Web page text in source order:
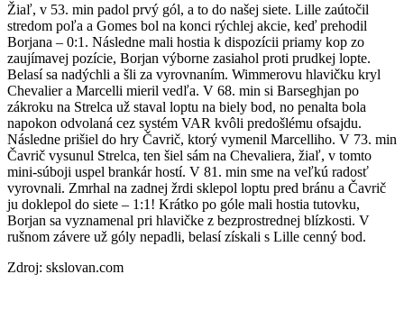
Žiaľ, v 53. min padol prvý gól, a to do našej siete. Lille zaútočil
stredom poľa a Gomes bol na konci rýchlej akcie, keď prehodil
Borjana – 0:1. Následne mali hostia k dispozícii priamy kop zo
zaujímavej pozície, Borjan výborne zasiahol proti prudkej lopte.
Belasí sa nadýchli a šli za vyrovnaním. Wimmerovu hlavičku kryl
Chevalier a Marcelli mieril vedľa. V 68. min si Barseghjan po
zákroku na Strelca už staval loptu na biely bod, no penalta bola
napokon odvolaná cez systém VAR kvôli predošlému ofsajdu.
Následne prišiel do hry Čavrič, ktorý vymenil Marcelliho. V 73. min
Čavrič vysunul Strelca, ten šiel sám na Chevaliera, žiaľ, v tomto
mini-súboji uspel brankár hostí. V 81. min sme na veľkú radosť
vyrovnali. Zmrhal na zadnej žrdi sklepol loptu pred bránu a Čavrič
ju doklepol do siete – 1:1! Krátko po góle mali hostia tutovku,
Borjan sa vyznamenal pri hlavičke z bezprostrednej blízkosti. V
rušnom závere už góly nepadli, belasí získali s Lille cenný bod.
Zdroj: skslovan.com